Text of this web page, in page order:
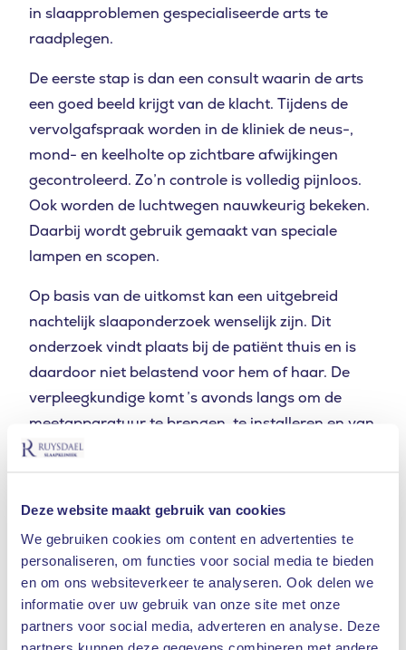
Deze website maakt gebruik van cookies
We gebruiken cookies om content en advertenties te
personaliseren, om functies voor social media te bieden
en om ons websiteverkeer te analyseren. Ook delen we
informatie over uw gebruik van onze site met onze
partners voor social media, adverteren en analyse. Deze
partners kunnen deze gegevens combineren met andere
in slaapproblemen gespecialiseerde arts te
raadplegen.
De eerste stap is dan een consult waarin de arts
een goed beeld krijgt van de klacht. Tijdens de
vervolgafspraak worden in de kliniek de neus-,
mond- en keelholte op zichtbare afwijkingen
gecontroleerd. Zo’n controle is volledig pijnloos.
Ook worden de luchtwegen nauwkeurig bekeken.
Daarbij wordt gebruik gemaakt van speciale
lampen en scopen.
Op basis van de uitkomst kan een uitgebreid
nachtelijk slaaponderzoek wenselijk zijn. Dit
onderzoek vindt plaats bij de patiënt thuis en is
daardoor niet belastend voor hem of haar. De
verpleegkundige komt ’s avonds langs om de
meetapparatuur te brengen, te installeren en van
een uitleg te voorzien. De volgende dag wordt
Het slaaponderzoek resulteert doorgaans in een
heldere diagnose en een concreet behandelplan.
De aard van de behandeling hangt natuurlijk
samen met de oorzaak van het slaapprobleem,
maar mijn ervaring is dat bij pakweg 95 procent